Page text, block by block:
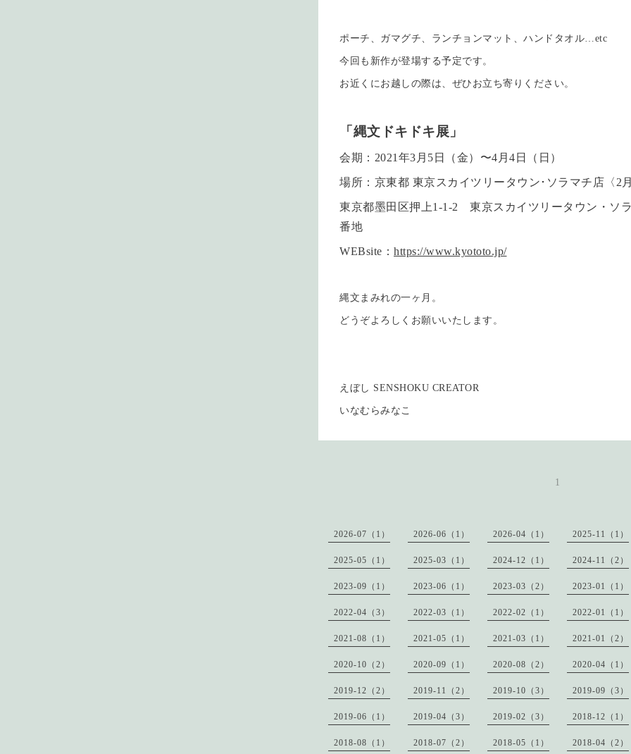
ポーチ、ガマグチ、ランチョンマット、ハンドタオル…etc
今回も新作が登場する予定です。
お近くにお越しの際は、ぜひお立ち寄りください。
「縄文ドキドキ展」
会期：2021年3月5日（金）〜4月4日（日）
場所：京東都 東京スカイツリータウン･ソラマチ店〈2
東京都墨田区押上1-1-2 東京スカイツリータウン・ソ
番地
WEBsite： https://www.kyototo.jp/
縄文まみれの一ヶ月。
どうぞよろしくお願いいたします。
えぼし SENSHOKU CREATOR
いなむらみなこ
1
2026-07（1） 2026-06（1） 2026-04（1） 2025-11（1）
2025-05（1） 2025-03（1） 2024-12（1） 2024-11（2）
2023-09（1） 2023-06（1） 2023-03（2） 2023-01（1）
2022-04（3） 2022-03（1） 2022-02（1） 2022-01（1）
2021-08（1） 2021-05（1） 2021-03（1） 2021-01（2）
2020-10（2） 2020-09（1） 2020-08（2） 2020-04（1）
2019-12（2） 2019-11（2） 2019-10（3） 2019-09（3）
2019-06（1） 2019-04（3） 2019-02（3） 2018-12（1）
2018-08（1） 2018-07（2） 2018-05（1） 2018-04（2）